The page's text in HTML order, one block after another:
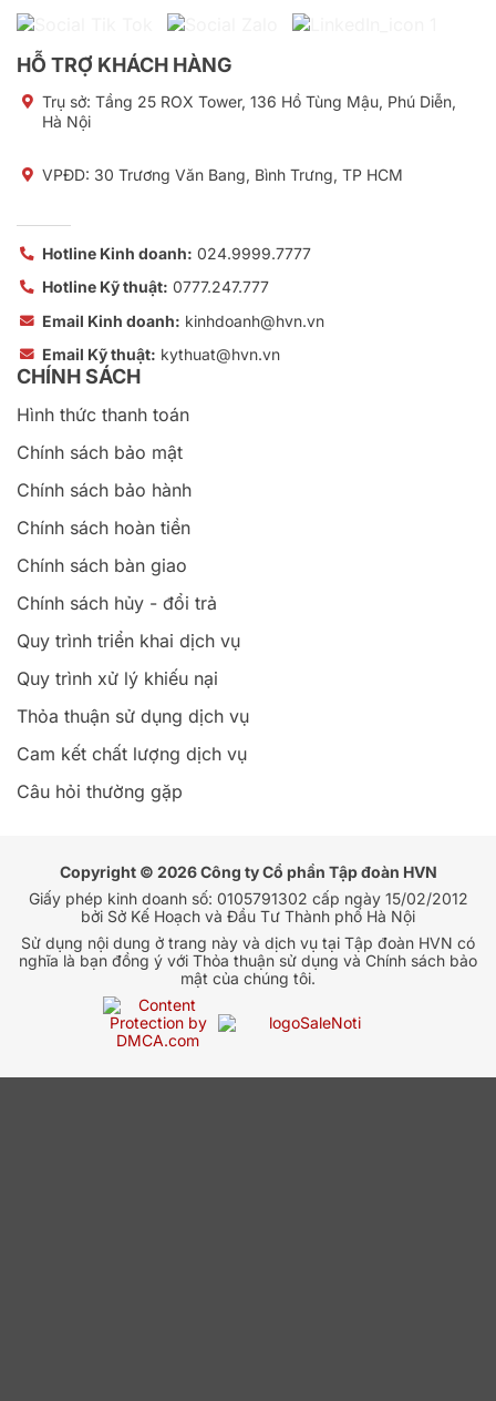
HỖ TRỢ KHÁCH HÀNG
Trụ sở: Tầng 25 ROX Tower, 136 Hồ Tùng Mậu, Phú Diễn,
Hà Nội
VPĐD: 30 Trương Văn Bang, Bình Trưng, TP HCM
Hotline Kinh doanh: 024.9999.7777
Hotline Kỹ thuật: 0777.247.777
Email Kinh doanh: kinhdoanh@hvn.vn
Email Kỹ thuật: kythuat@hvn.vn
CHÍNH SÁCH
Hình thức thanh toán
Chính sách bảo mật
Chính sách bảo hành
Chính sách hoàn tiền
Chính sách bàn giao
Chính sách hủy - đổi trả
Quy trình triển khai dịch vụ
Quy trình xử lý khiếu nại
Thỏa thuận sử dụng dịch vụ
Cam kết chất lượng dịch vụ
Câu hỏi thường gặp
Copyright © 2026 Công ty Cổ phần Tập đoàn HVN
Giấy phép kinh doanh số: 0105791302 cấp ngày 15/02/2012
bởi Sở Kế Hoạch và Đầu Tư Thành phố Hà Nội
Sử dụng nội dung ở trang này và dịch vụ tại Tập đoàn HVN có
nghĩa là bạn đồng ý với Thỏa thuận sử dụng và Chính sách bảo
mật của chúng tôi.